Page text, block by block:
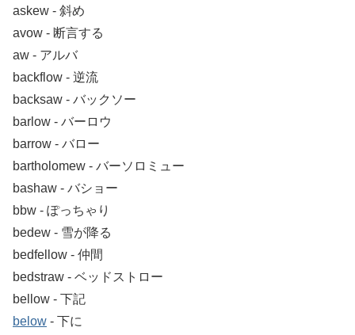
askew ‐ 斜め
avow ‐ 断言する
aw ‐ アルバ
backflow ‐ 逆流
backsaw ‐ バックソー
barlow ‐ バーロウ
barrow ‐ バロー
bartholomew ‐ バーソロミュー
bashaw ‐ バショー
bbw ‐ ぽっちゃり
bedew ‐ 雪が降る
bedfellow ‐ 仲間
bedstraw ‐ ベッドストロー
bellow ‐ 下記
below ‐ 下に